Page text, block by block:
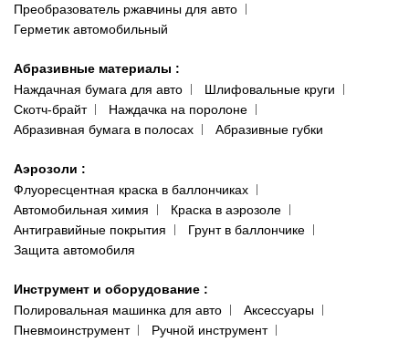
Преобразователь ржавчины для авто
Герметик автомобильный
Абразивные материалы :
Наждачная бумага для авто
Шлифовальные круги
Скотч-брайт
Наждачка на поролоне
Абразивная бумага в полосах
Абразивные губки
Аэрозоли :
Флуоресцентная краска в баллончиках
Автомобильная химия
Краска в аэрозоле
Антигравийные покрытия
Грунт в баллончике
Защита автомобиля
Инструмент и оборудование :
Полировальная машинка для авто
Аксессуары
Пневмоинструмент
Ручной инструмент